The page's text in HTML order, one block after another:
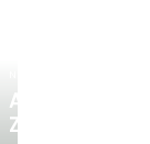
AGAPANTHUS
ZAMBEZI